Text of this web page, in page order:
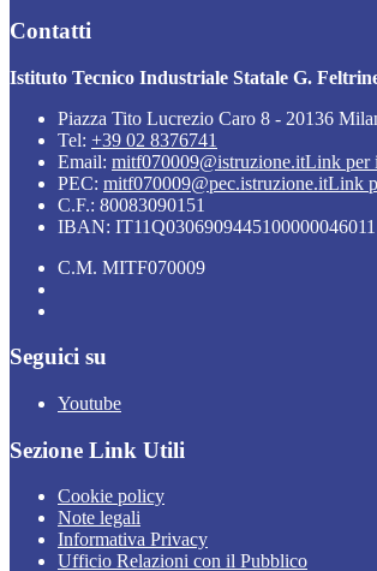
Contatti
Istituto Tecnico Industriale Statale G.
Piazza Tito Lucrezio Caro 8 - 20136
Tel: +39 02 8376741
Email: mitf070009@istruzione.itLink per
PEC: mitf070009@pec.istruzione.itLink
C.F.: 80083090151
IBAN: IT11Q0306909445100000046011
C.M. MITF070009
Seguici su
Youtube
Sezione Link Utili
Cookie policy
Note legali
Informativa Privacy
Ufficio Relazioni con il Pubblico